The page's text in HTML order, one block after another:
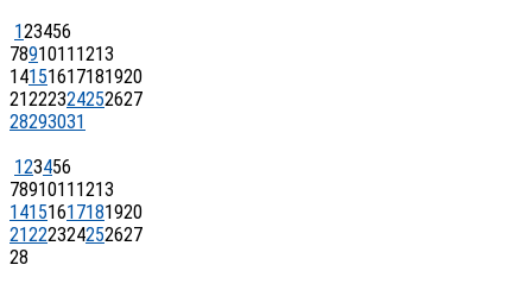
123456
7891011 1213
14151617181920
21222324252627
28293031
123456
7891011 1213
14151617181920
21222324252627
28